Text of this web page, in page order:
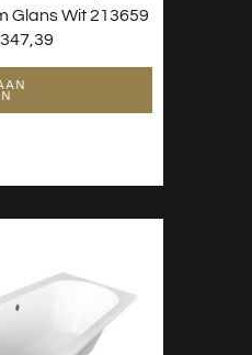
Glans Wit 213659
347,39